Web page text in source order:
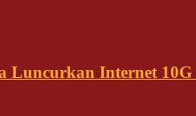
Luncurkan Internet